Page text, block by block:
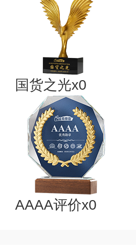
国货之光x0
AAAA评价x0